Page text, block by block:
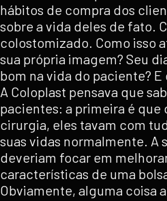
hábitos de compra dos
sobre a vida deles de fato.
colostomizado. Como isso
sua própria imagem? Seu
bom na vida do paciente?
A Coloplast pensava que
pacientes: a primeira é que
cirurgia, eles tavam com
suas vidas normalmente. A
deveriam focar em
características de uma
Obviamente, alguma coisa